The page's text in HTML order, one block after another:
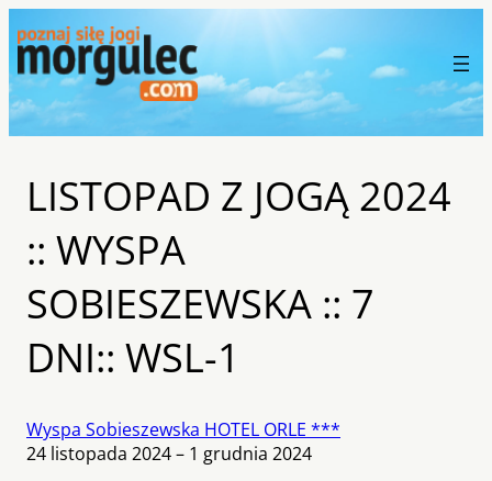
LISTOPAD Z JOGĄ 2024
:: WYSPA
SOBIESZEWSKA :: 7
DNI:: WSL-1
Wyspa Sobieszewska HOTEL ORLE ***
24 listopada 2024 – 1 grudnia 2024